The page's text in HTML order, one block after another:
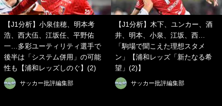
【J1分析】小泉佳穂、明本考
浩、西大伍、江坂任、平野佑
一…多彩ユーティリティ選手で
後半は「システム併用」の可能
性も【浦和レッズしのぐ】(2)
サッカー批評編集部
【J1分析】木下、ユンカー、酒
井、明本、小泉、江坂、西…
「駒場で聞こえた理想スタメ
ン」【浦和レッズ「新たなる希
望」(2)】
サッカー批評編集部